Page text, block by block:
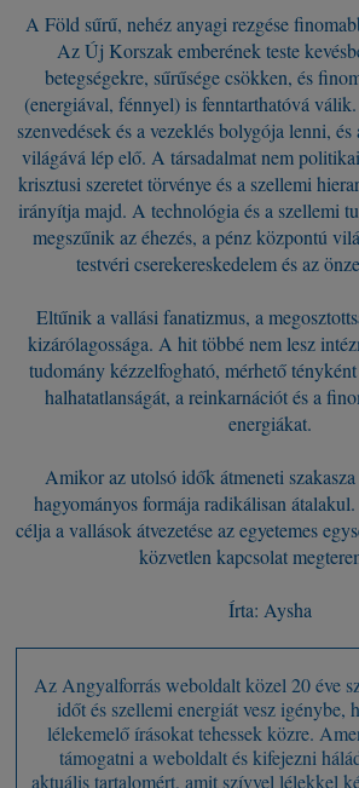
A Föld sűrű, nehéz anyagi rezgése
Az Új Korszak emberének teste
betegségekre, sűrűsége csökken, és
(energiával, fénnyel) is fenntarthatóvá
szenvedések és a vezeklés bolygója lenni,
világává lép elő. A társadalmat nem
krisztusi szeretet törvénye és a szellemi
irányítja majd. A technológia és a szellemi
megszűnik az éhezés, a pénz központú
testvéri cserekereskedelem és az
Eltűnik a vallási fanatizmus, a
kizárólagossága. A hit többé nem lesz
tudomány kézzelfogható, mérhető
halhatatlanságát, a reinkarnációt és a
energiákat.
Amikor az utolsó idők átmeneti
hagyományos formája radikálisan
célja a vallások átvezetése az egyetemes
közvetlen kapcsolat
Írta: Aysha
Az Angyalforrás weboldalt közel 20 éve
időt és szellemi energiát vesz igénybe,
lélekemelő írásokat tehessek közre.
támogatni a weboldalt és kifejezni
aktuális tartalomért, amit szívvel lélekkel